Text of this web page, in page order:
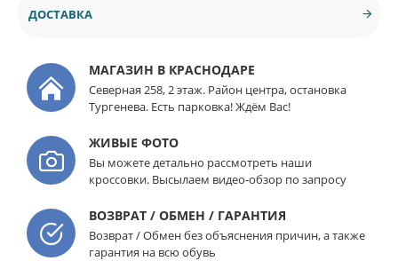
ДОСТАВКА
МАГАЗИН В КРАСНОДАРЕ
Северная 258, 2 этаж. Район центра, остановка
Тургенева. Есть парковка! Ждём Вас!
ЖИВЫЕ ФОТО
Вы можете детально рассмотреть наши
кроссовки. Высылаем видео-обзор по запросу
ВОЗВРАТ / ОБМЕН / ГАРАНТИЯ
Возврат / Обмен без объяснения причин, а также
гарантия на всю обувь